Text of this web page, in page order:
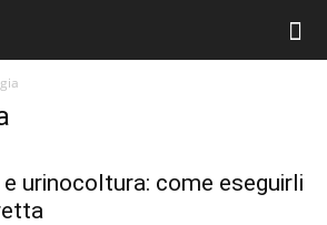
e urinocoltura: come eseguirli